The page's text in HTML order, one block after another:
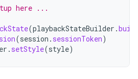
here ...
(playbackStateBuilder .
(session . sessionToken)
. setStyle(style)